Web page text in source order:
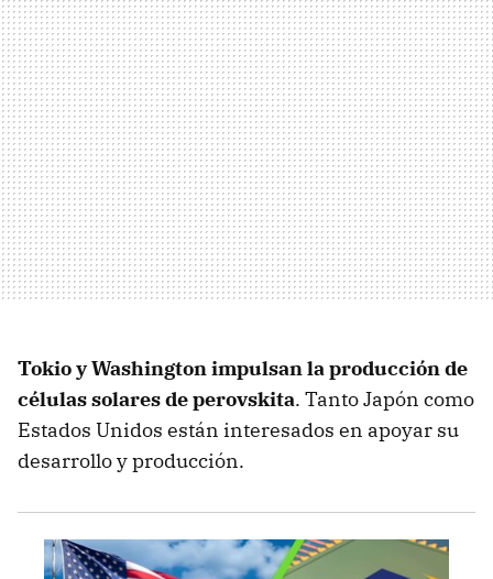
Tokio y Washington impulsan la producción de
células solares de perovskita. Tanto Japón como
Estados Unidos están interesados en apoyar su
desarrollo y producción.